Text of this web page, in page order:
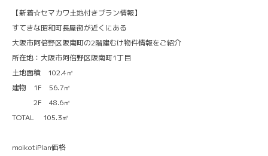
【新着☆セマカワ土地付きプラン情報】
すてきな昭和町長屋街が近くにある
大阪市阿倍野区阪南町の2階建むけ物件情報をご紹介
所在地：大阪市阿倍野区阪南町1丁目
土地面積 102.4㎡
建物 1F 56.7㎡
2F 48.6㎡
TOTAL 105.3㎡
moikotiPlan価格